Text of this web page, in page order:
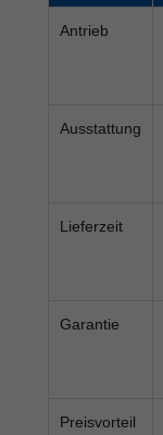
Antrieb
Ausstattung
Lieferzeit
Garantie
Preisvorteil